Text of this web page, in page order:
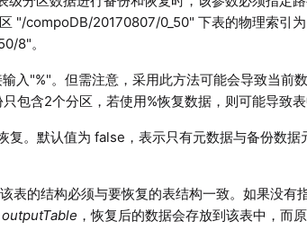
"/compoDB/20170807/0_50" 下表的物理索引
8"。
入"%"。但需注意，采用此方法可能会导致当前
包含2个分区，若使用%恢复数据，则可能导致
复。默认值为 false，表示只有元数据与备份数
表的结构必须与要恢复的表结构一致。如果没有
outputTable ，恢复后的数据会存放到该表中，而